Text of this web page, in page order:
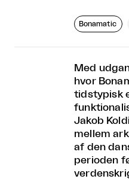
Bonamatic
Med
hvor
tidstypisk
Jakob
mellem
af den
perioden